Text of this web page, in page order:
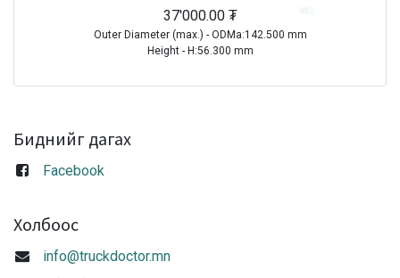
37'000.00₮
Outer Diameter (max.) - ODMa:142.500 mm
Height - H:56.300 mm
TRAILER|BPW|Eco Plus 2 Hub System|1970-2021
TRAILER|BPW|SKH Series ( Disc Brakes 3745 )|1998-2010
Биднийг дагах
Facebook
Холбоос
info@truckdoctor.mn